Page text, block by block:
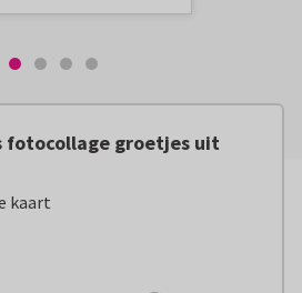
fotocollage groetjes uit
kaart